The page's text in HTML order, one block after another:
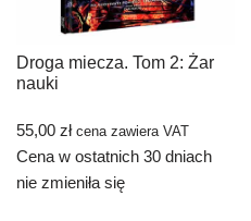
Droga miecza. Tom 2: Żar
nauki
55,00 zł cena zawiera VAT
Cena w ostatnich 30 dniach
nie zmieniła się